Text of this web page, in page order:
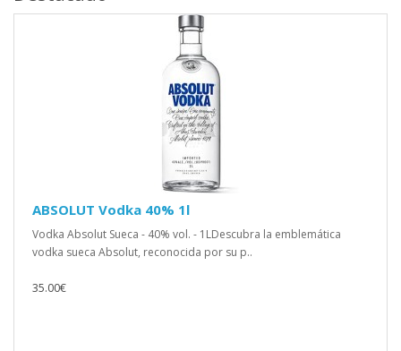
ABSOLUT Vodka 40% 1l
Vodka Absolut Sueca - 40% vol. - 1LDescubra la emblemática
vodka sueca Absolut, reconocida por su p..
35.00€